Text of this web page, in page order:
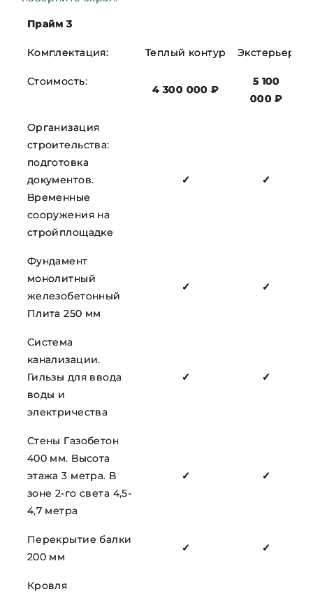
Прайм 3
Комплектация: Теплый контур Экстерьер
Стоимость:
4 300 000 ₽
5 100
000 ₽
Организация
строительства:
подготовка
документов.
Временные
сооружения на
стройплощадке
✓ ✓
Фундамент
монолитный
железобетонный
Плита 250 мм
✓ ✓
Система
канализации.
Гильзы для ввода
воды и
электричества
✓ ✓
Стены Газобетон
400 мм. Высота
этажа 3 метра. В
зоне 2-го света 4,5-
4,7 метра
✓ ✓
Перекрытие балки
200 мм
✓ ✓
Кровля